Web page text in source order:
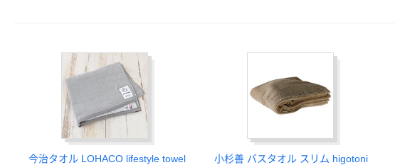
今治タオル LOHACO lifestyle towel
小杉善 バスタオル スリム higotoni